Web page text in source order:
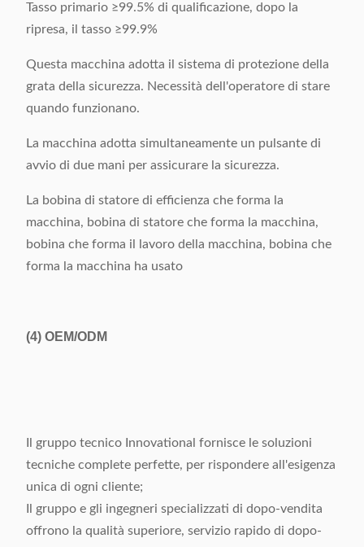
Tasso primario ≥99.5% di qualificazione, dopo la
ripresa, il tasso ≥99.9%
Questa macchina adotta il sistema di protezione della
grata della sicurezza. Necessità dell'operatore di stare
quando funzionano.
La macchina adotta simultaneamente un pulsante di
avvio di due mani per assicurare la sicurezza.
La bobina di statore di efficienza che forma la
macchina, bobina di statore che forma la macchina,
bobina che forma il lavoro della macchina, bobina che
forma la macchina ha usato
(4) OEM/ODM
Il gruppo tecnico Innovational fornisce le soluzioni
tecniche complete perfette, per rispondere all'esigenza
unica di ogni cliente;
Il gruppo e gli ingegneri specializzati di dopo-vendita
offrono la qualità superiore, servizio rapido di dopo-